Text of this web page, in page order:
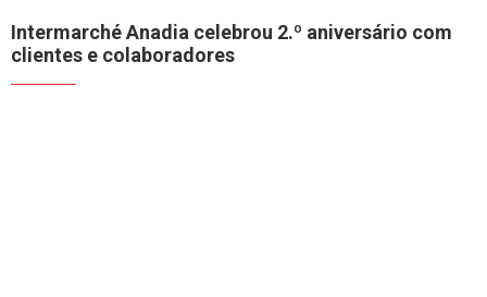
Intermarché Anadia celebrou 2.º aniversário com
clientes e colaboradores